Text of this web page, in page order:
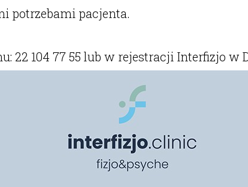
potrzebami pacjenta.
22 104 77 55 lub w rejestracji Interfizjo w